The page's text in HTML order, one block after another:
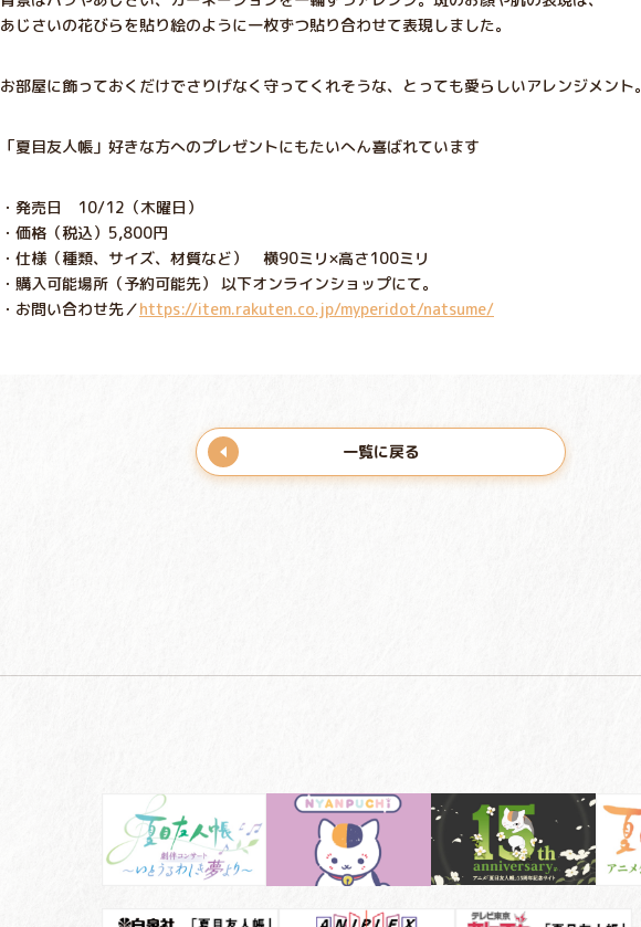
あじさいの花びらを貼り絵のように一枚ずつ貼り合わせて表現しました。
お部屋に飾っておくだけでさりげなく守ってくれそうな、とっても愛らしいアレンジメント。
「夏目友人帳」好きな方へのプレゼントにもたいへん喜ばれています
・発売日 10/12（木曜日）
・価格（税込）5,800円
・仕様（種類、サイズ、材質など） 横90ミリ×高さ100ミリ
・購入可能場所（予約可能先） 以下オンラインショップにて。
・お問い合わせ先／https://item.rakuten.co.jp/myperidot/natsume/
一覧に戻る